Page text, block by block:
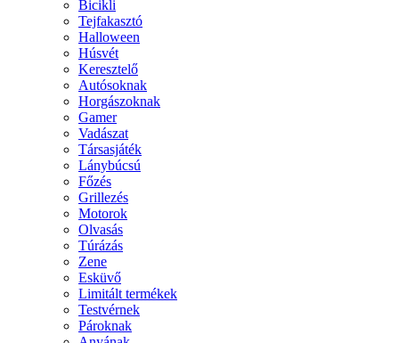
Bicikli
Tejfakasztó
Halloween
Húsvét
Keresztelő
Autósoknak
Horgászoknak
Gamer
Vadászat
Társasjáték
Lánybúcsú
Főzés
Grillezés
Motorok
Olvasás
Túrázás
Zene
Esküvő
Limitált termékek
Testvérnek
Pároknak